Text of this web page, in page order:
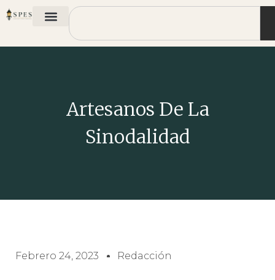
Artesanos De La
Sinodalidad
Febrero 24, 2023 Redacción